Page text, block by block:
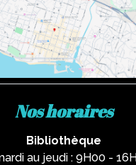
Nos horaires
Bibliothèque
au jeudi : 9H00 -